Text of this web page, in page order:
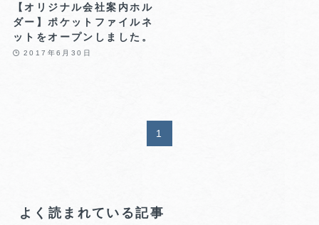
【オリジナル会社案内ホル
ダー】ポケットファイルネ
ットをオープンしました。
2017年6月30日
1
よく読まれている記事